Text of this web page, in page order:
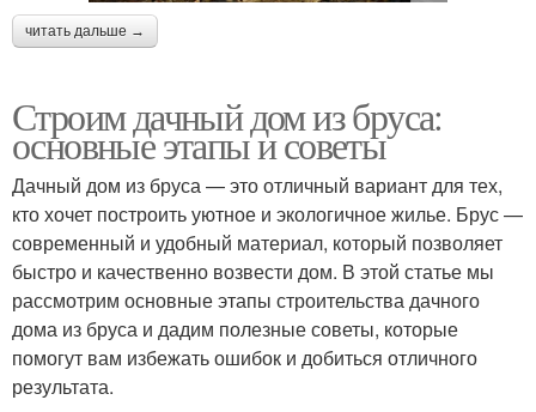
читать дальше →
Строим дачный дом из бруса:
основные этапы и советы
Дачный дом из бруса — это отличный вариант для тех,
кто хочет построить уютное и экологичное жилье. Брус —
современный и удобный материал, который позволяет
быстро и качественно возвести дом. В этой статье мы
рассмотрим основные этапы строительства дачного
дома из бруса и дадим полезные советы, которые
помогут вам избежать ошибок и добиться отличного
результата.